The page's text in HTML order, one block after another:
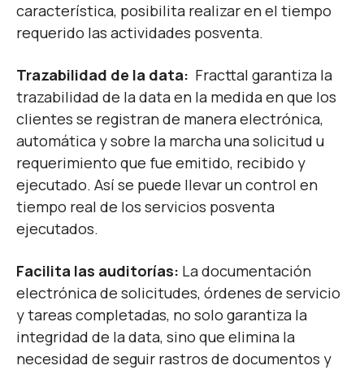
característica, posibilita realizar en el tiempo
requerido las actividades posventa.
Trazabilidad de la data: Fracttal garantiza la
trazabilidad de la data en la medida en que los
clientes se registran de manera electrónica,
automática y sobre la marcha una solicitud u
requerimiento que fue emitido, recibido y
ejecutado. Así se puede llevar un control en
tiempo real de los servicios posventa
ejecutados.
Facilita las auditorías: La documentación
electrónica de solicitudes, órdenes de servicio
y tareas completadas, no solo garantiza la
integridad de la data, sino que elimina la
necesidad de seguir rastros de documentos y